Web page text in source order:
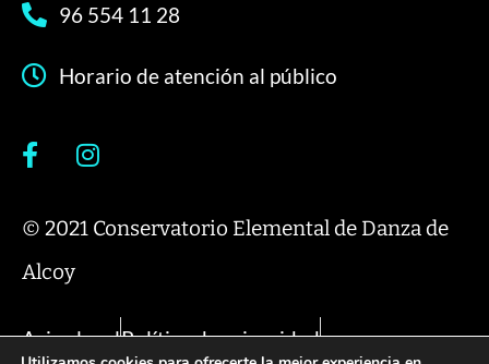
96 554 11 28
Horario de atención al público
© 2021 Conservatorio Elemental de Danza de
Alcoy
Aviso legalPolítica de privacidad